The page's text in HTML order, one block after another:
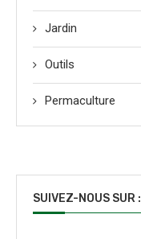
Jardin
Outils
Permaculture
SUIVEZ-NOUS SUR :